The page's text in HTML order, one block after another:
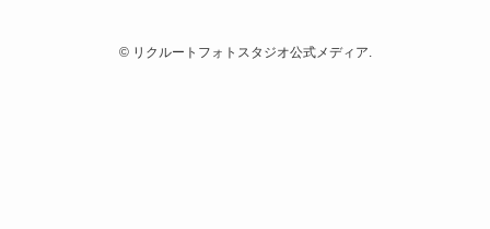
©リクルートフォトスタジオ公式メディア.